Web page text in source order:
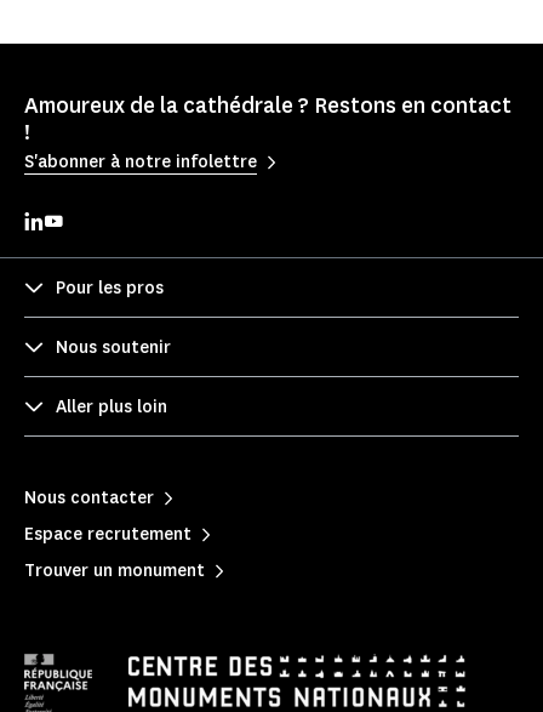
Amoureux de la cathédrale ? Restons en contact
!
S'abonner à notre infolettre
Pour les pros
Nous soutenir
Aller plus loin
Nous contacter
Espace recrutement
Trouver un monument